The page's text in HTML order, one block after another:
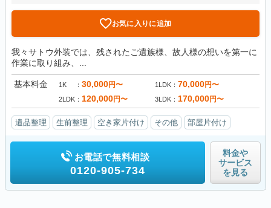
お気に入りに追加
我々サトウ外装では、残されたご遺族様、故人様の想いを第一に
作業に取り組み、...
基本料金 1K 30,000円〜 1LDK 70,000円〜
2LDK 120,000円〜 3LDK 170,000円〜
遺品整理 生前整理 空き家片付け その他 部屋片付け
お電話で無料相談
0120-905-734
料金や
サービス
を見る